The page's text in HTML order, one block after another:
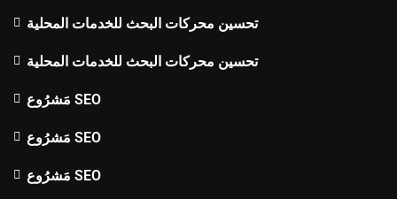
تحسين محركات البحث للخدمات المحلية
تحسين محركات البحث للخدمات المحلية
مَشرُوع SEO
مَشرُوع SEO
مَشرُوع SEO